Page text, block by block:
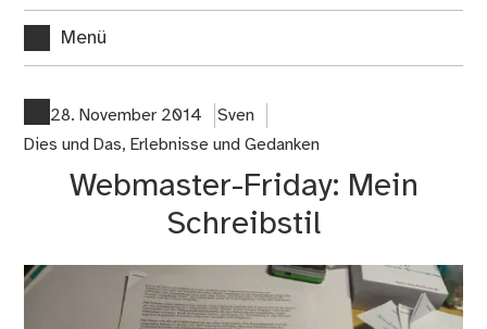
Menü
28. November 2014
Sven
Dies und Das, Erlebnisse und Gedanken
Webmaster-Friday: Mein
Schreibstil